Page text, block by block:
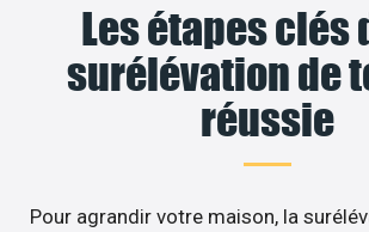
Les étapes clés
surélévation de
réussie
Pour agrandir votre maison, la